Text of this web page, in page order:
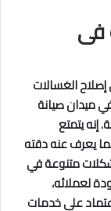
فى
الغسالات
ميدان صيانة
إنه يتمتع
يعرف عنه دقته
متنوعة في
لعملائه،
على خدمات